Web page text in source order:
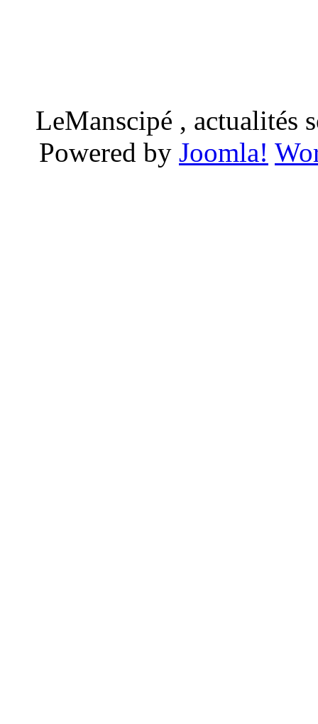
LeManscipé , actualités
Powered by Joomla!